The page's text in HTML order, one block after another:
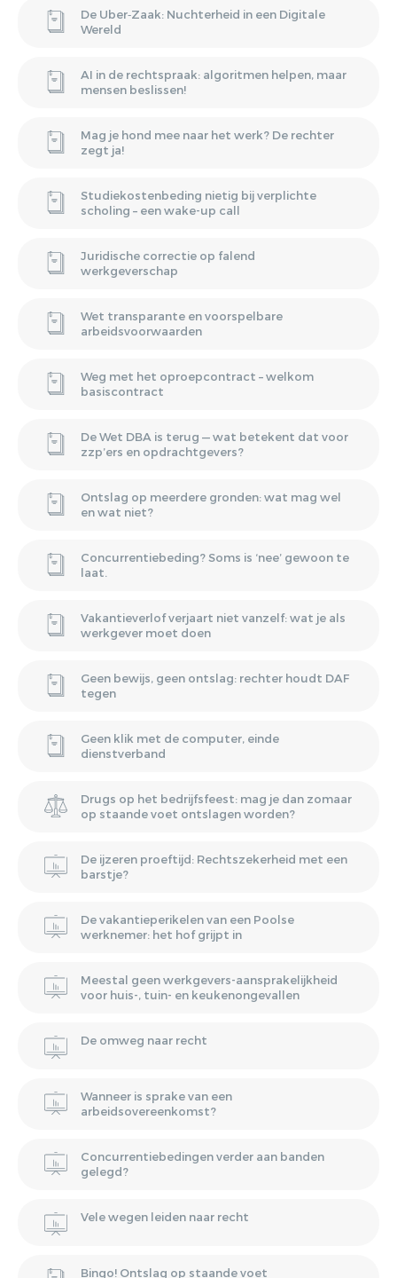
De Uber‑Zaak: Nuchterheid in een Digitale
Wereld
AI in de rechtspraak: algoritmen helpen, maar
mensen beslissen!
Mag je hond mee naar het werk? De rechter
zegt ja!
Studiekostenbeding nietig bij verplichte
scholing – een wake-up call
Juridische correctie op falend
werkgeverschap
Wet transparante en voorspelbare
arbeidsvoorwaarden
Weg met het oproepcontract – welkom
basiscontract
De Wet DBA is terug — wat betekent dat voor
zzp’ers en opdrachtgevers?
Ontslag op meerdere gronden: wat mag wel
en wat niet?
Concurrentiebeding? Soms is ‘nee’ gewoon te
laat.
Vakantieverlof verjaart niet vanzelf: wat je als
werkgever moet doen
Geen bewijs, geen ontslag: rechter houdt DAF
tegen
Geen klik met de computer, einde
dienstverband
Drugs op het bedrijfsfeest: mag je dan zomaar
op staande voet ontslagen worden?
De ijzeren proeftijd: Rechtszekerheid met een
barstje?
De vakantieperikelen van een Poolse
werknemer: het hof grijpt in
Meestal geen werkgevers-aansprakelijkheid
voor huis-, tuin- en keukenongevallen
De omweg naar recht
Wanneer is sprake van een
arbeidsovereenkomst?
Concurrentiebedingen verder aan banden
gelegd?
Vele wegen leiden naar recht
Bingo! Ontslag op staande voet